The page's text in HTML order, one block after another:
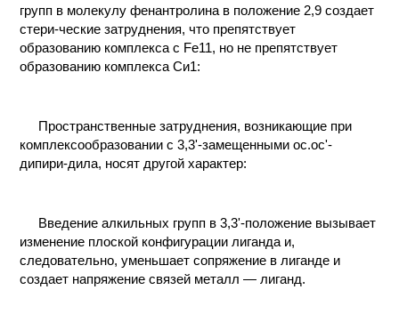
групп в молекулу фенантролина в положение 2,9 создает
стери-ческие затруднения, что препятствует
образованию комплекса с Fe11, но не препятствует
образованию комплекса Си1:
Пространственные затруднения, возникающие при
комплексообразовании с 3,3'-замещенными ос.ос'-
дипири-дила, носят другой характер:
Введение алкильных групп в 3,3'-положение вызывает
изменение плоской конфигурации лиганда и,
следовательно, уменьшает сопряжение в лиганде и
создает напряжение связей металл — лиганд.